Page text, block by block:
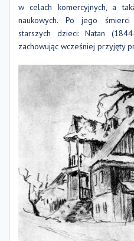
w celach komercyjnych, a
naukowych. Po jego śmierci
starszych dzieci: Natan
zachowując wcześniej przyjęty